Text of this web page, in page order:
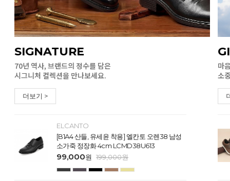
SIGNATURE
70년 역사, 브랜드의 정수를 담은
시그니처 컬렉션을 만나보세요.
더보기 >
ELCANTO
[B1A4 산들, 유세윤 착용] 엘칸토 오렌38 남성
소가죽 정장화 4cm LCMD38U613
99,000원 199,000원
마
소